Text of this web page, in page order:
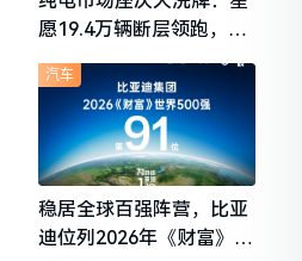
愿19.4万辆断层领跑，理
想i6成最强黑马
稳居全球百强阵营，比亚
迪位列2026年《财富》世
汽车